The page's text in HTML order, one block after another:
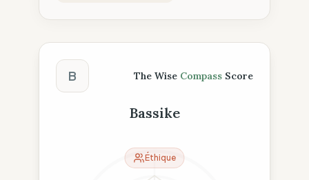
Score The Wise Compass
B The Wise Compass Score
Bassike
Éthique